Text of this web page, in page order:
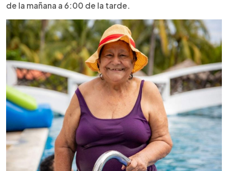
de la mañana a 6:00 de la tarde.